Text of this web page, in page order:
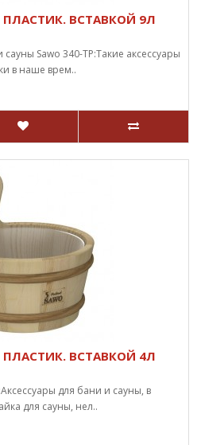
ВСТАВКОЙ 9Л
Sawo 340-TP:Такие аксессуары
в наше врем..
ВСТАВКОЙ 4Л
для бани и сауны, в
для сауны, нел..